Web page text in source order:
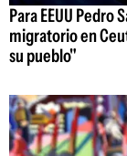
Para EEUU Pedro
migratorio en
su pueblo"